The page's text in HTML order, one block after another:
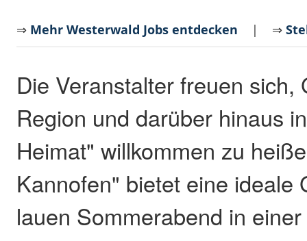
⇒ Mehr Westerwald Jobs entdecken | ⇒
Die Veranstalter freuen sich,
Region und darüber hinaus
Heimat" willkommen zu
Kannofen" bietet eine ideale
lauen Sommerabend in